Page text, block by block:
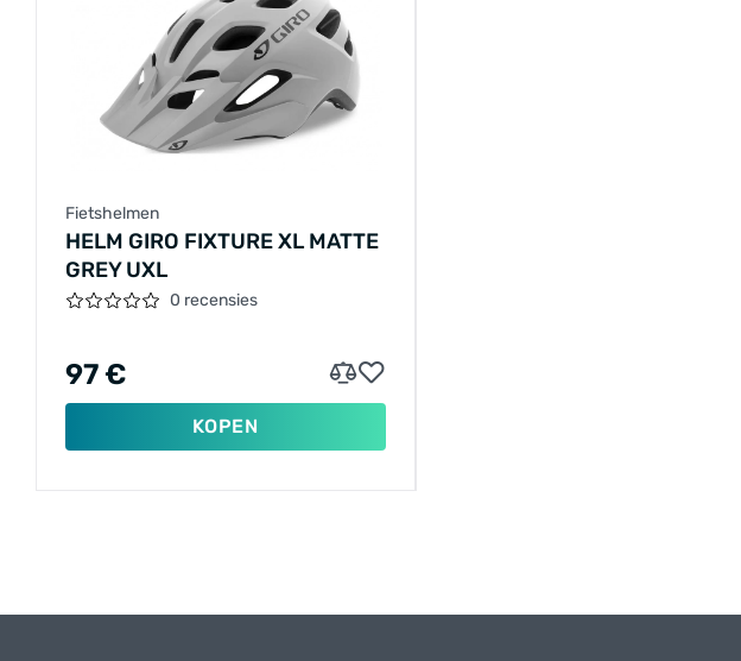
Fietshelmen
HELM GIRO FIXTURE XL MATTE
GREY UXL
0 recensies
97 €
KOPEN